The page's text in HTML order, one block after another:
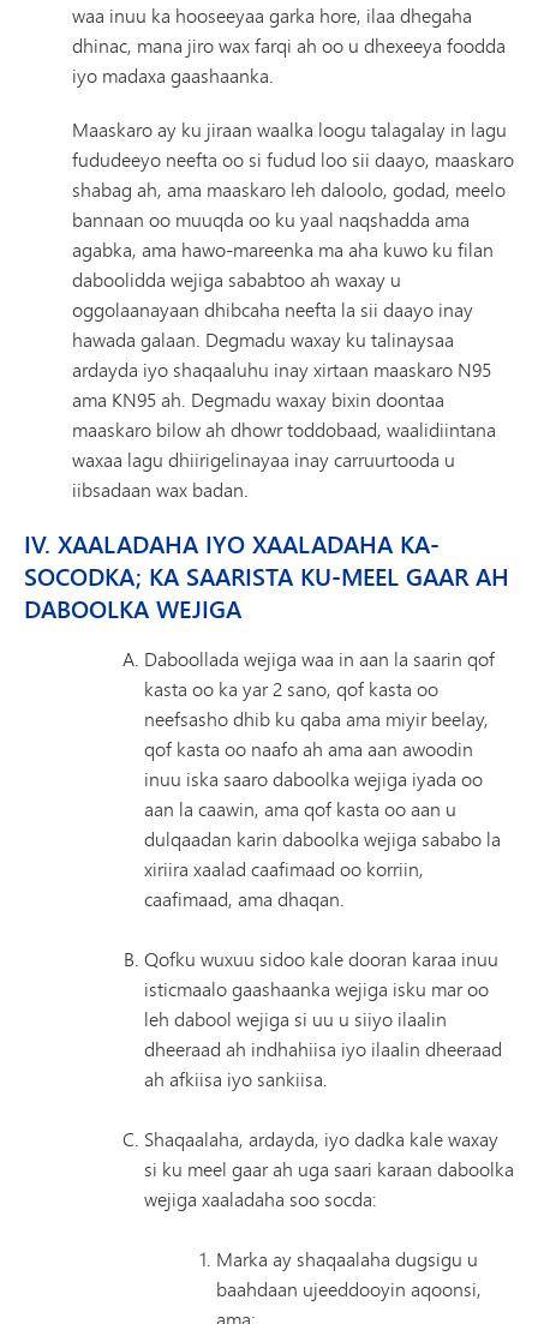
waa inuu ka hooseeyaa garka hore, ilaa dhegaha
dhinac, mana jiro wax farqi ah oo u dhexeeya foodda
iyo madaxa gaashaanka.
Maaskaro ay ku jiraan waalka loogu talagalay in lagu
fududeeyo neefta oo si fudud loo sii daayo, maaskaro
shabag ah, ama maaskaro leh daloolo, godad, meelo
bannaan oo muuqda oo ku yaal naqshadda ama
agabka, ama hawo-mareenka ma aha kuwo ku filan
daboolidda wejiga sababtoo ah waxay u
oggolaanayaan dhibcaha neefta la sii daayo inay
hawada galaan. Degmadu waxay ku talinaysaa
ardayda iyo shaqaaluhu inay xirtaan maaskaro N95
ama KN95 ah. Degmadu waxay bixin doontaa
maaskaro bilow ah dhowr toddobaad, waalidiintana
waxaa lagu dhiirigelinayaa inay carruurtooda u
iibsadaan wax badan.
IV. XAALADAHA IYO XAALADAHA KA-
SOCODKA; KA SAARISTA KU-MEEL GAAR AH
DABOOLKA WEJIGA
Daboollada wejiga waa in aan la saarin qof
kasta oo ka yar 2 sano, qof kasta oo
neefsasho dhib ku qaba ama miyir beelay,
qof kasta oo naafo ah ama aan awoodin
inuu iska saaro daboolka wejiga iyada oo
aan la caawin, ama qof kasta oo aan u
dulqaadan karin daboolka wejiga sababo la
xiriira xaalad caafimaad oo korriin,
caafimaad, ama dhaqan.
Qofku wuxuu sidoo kale dooran karaa inuu
isticmaalo gaashaanka wejiga isku mar oo
leh dabool wejiga si uu u siiyo ilaalin
dheeraad ah indhahiisa iyo ilaalin dheeraad
ah afkiisa iyo sankiisa.
Shaqaalaha, ardayda, iyo dadka kale waxay
si ku meel gaar ah uga saari karaan daboolka
wejiga xaaladaha soo socda:
Marka ay shaqaalaha dugsigu u
baahdaan ujeeddooyin aqoonsi,